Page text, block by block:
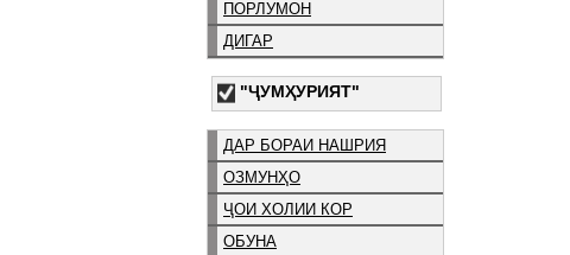
ПОРЛУМОН
ДИГАР
"ҶУМҲУРИЯТ"
ДАР БОРАИ НАШРИЯ
ОЗМУНҲО
ҶОИ ХОЛИИ КОР
ОБУНА